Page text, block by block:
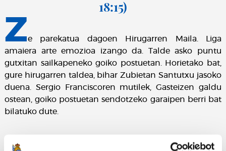
18:15)
Ze parekatua dagoen Hirugarren Maila. Liga
amaiera arte emozioa izango da. Talde asko puntu
gutxitan sailkapeneko goiko postuetan. Horietako bat,
gure hirugarren taldea, bihar Zubietan Santutxu jasoko
duena. Sergio Franciscoren mutilek, Gasteizen galdu
ostean, goiko postuetan sendotzeko garaipen berri bat
bilatuko dute.